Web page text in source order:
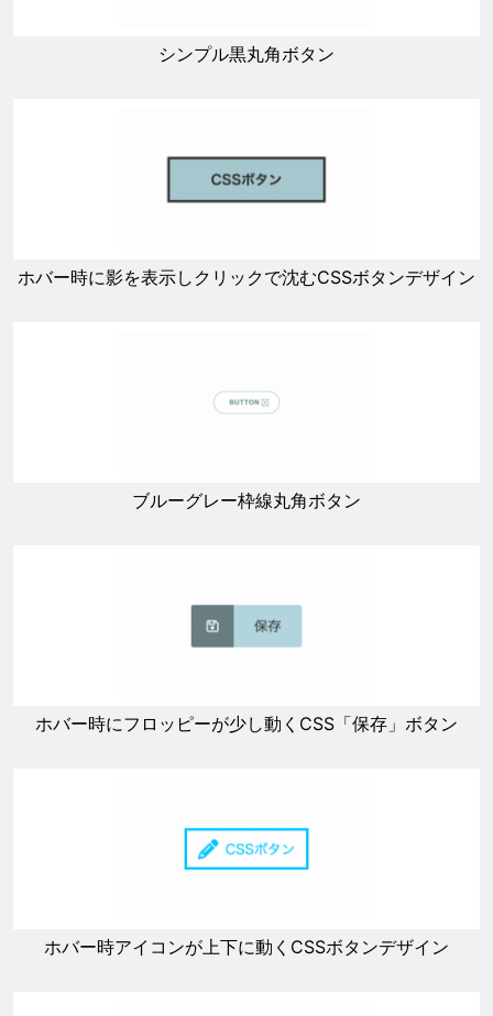
シンプル黒丸角ボタン
ホバー時に影を表示しクリックで沈むCSSボタンデザイン
ブルーグレー枠線丸角ボタン
ホバー時にフロッピーが少し動くCSS「保存」ボタン
ホバー時アイコンが上下に動くCSSボタンデザイン